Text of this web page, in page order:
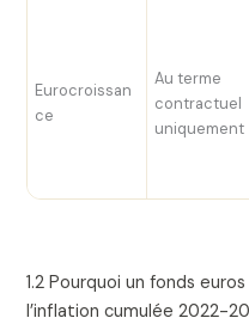
Eurocroissan
ce
Au terme
contractuel
uniquement
1.2 Pourquoi un fonds
l’inflation cumulée 2022-